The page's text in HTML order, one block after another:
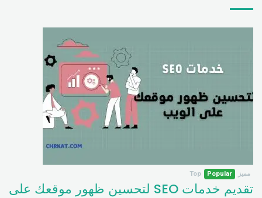
مميز Popular
Top
تقديم خدمات SEO لتحسين ظهور موقعك على